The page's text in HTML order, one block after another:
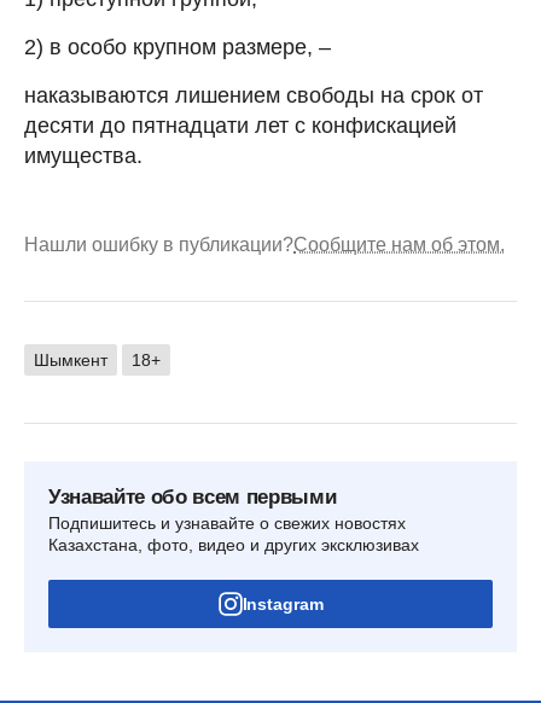
2) в особо крупном размере, –
наказываются лишением свободы на срок от
десяти до пятнадцати лет с конфискацией
имущества.
Нашли ошибку в публикации?Сообщите нам об этом.
Шымкент 18+
Узнавайте обо всем первыми
Подпишитесь и узнавайте о свежих новостях
Казахстана, фото, видео и других эксклюзивах
Instagram